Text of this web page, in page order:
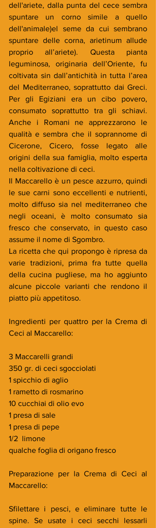
dell'ariete, dalla punta del cece sembra
spuntare un corno simile a quello
dell'animale)el seme da cui sembrano
spuntare delle corna, arietinum allude
proprio all’ariete). Questa pianta
leguminosa, originaria dell’Oriente, fu
coltivata sin dall’antichità in tutta l’area
del Mediterraneo, soprattutto dai Greci.
Per gli Egiziani era un cibo povero,
consumato soprattutto tra gli schiavi.
Anche i Romani ne apprezzarono le
qualità e sembra che il soprannome di
Cicerone, Cicero, fosse legato alle
origini della sua famiglia, molto esperta
nella coltivazione di ceci.
Il Maccarello è un pesce azzurro, quindi
le sue carni sono eccellenti e nutrienti,
molto diffuso sia nel mediterraneo che
negli oceani, è molto consumato sia
fresco che conservato, in questo caso
assume il nome di Sgombro.
La ricetta che qui propongo è ripresa da
varie tradizioni, prima fra tutte quella
della cucina pugliese, ma ho aggiunto
alcune piccole varianti che rendono il
piatto più appetitoso.
Ingredienti per quattro per la Crema di
Ceci al Maccarello:
3 Maccarelli grandi
350 gr. di ceci sgocciolati
1 spicchio di aglio
1 rametto di rosmarino
10 cucchiai di olio evo
1 presa di sale
1 presa di pepe
1/2  limone
qualche foglia di origano fresco
Preparazione per la Crema di Ceci al
Maccarello:
Sfilettare i pesci, e eliminare tutte le
spine. Se usate i ceci secchi lessarli